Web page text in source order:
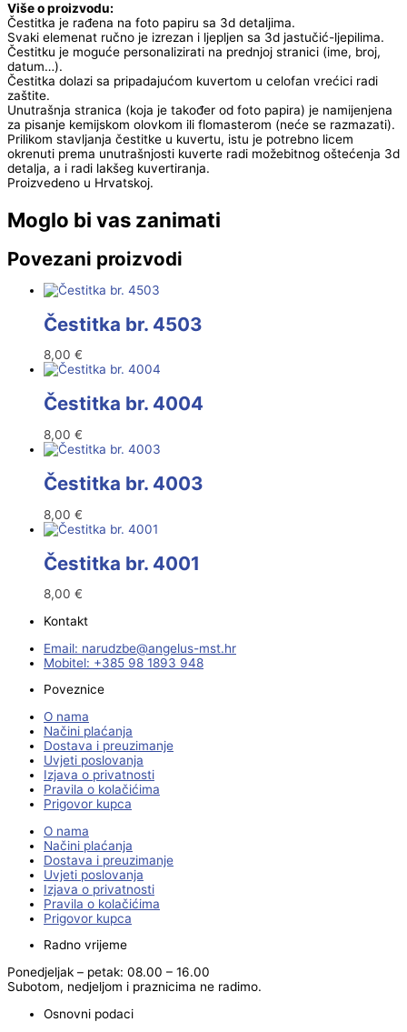
Više o proizvodu:
Čestitka je rađena na foto papiru sa 3d detaljima.
Svaki elemenat ručno je izrezan i ljepljen sa 3d jastučić-ljepilima.
Čestitku je moguće personalizirati na prednjoj stranici (ime, broj,
datum…).
Čestitka dolazi sa pripadajućom kuvertom u celofan vrećici radi
zaštite.
Unutrašnja stranica (koja je također od foto papira) je namijenjena
za pisanje kemijskom olovkom ili flomasterom (neće se razmazati).
Prilikom stavljanja čestitke u kuvertu, istu je potrebno licem
okrenuti prema unutrašnjosti kuverte radi možebitnog oštećenja 3d
detalja, a i radi lakšeg kuvertiranja.
Proizvedeno u Hrvatskoj.
Moglo bi vas zanimati
Povezani proizvodi
Čestitka br. 4503
8,00 €
Čestitka br. 4004
8,00 €
Čestitka br. 4003
8,00 €
Čestitka br. 4001
8,00 €
Kontakt
Email:
rh.tsm-sulegna
@ebzduran
Mobitel: +385 98 1893 948
Poveznice
O nama
Načini plaćanja
Dostava i preuzimanje
Uvjeti poslovanja
Izjava o privatnosti
Pravila o kolačićima
Prigovor kupca
O nama
Načini plaćanja
Dostava i preuzimanje
Uvjeti poslovanja
Izjava o privatnosti
Pravila o kolačićima
Prigovor kupca
Radno vrijeme
Ponedjeljak – petak: 08.00 – 16.00
Subotom, nedjeljom i praznicima ne radimo.
Osnovni podaci